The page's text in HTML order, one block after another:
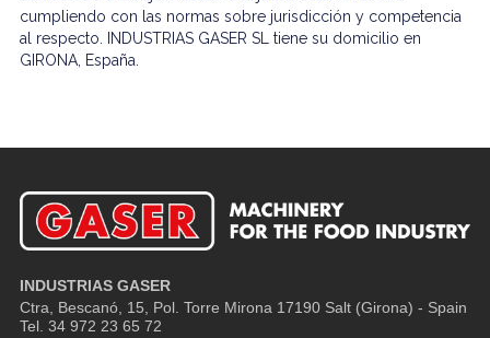
cumpliendo con las normas sobre jurisdicción y competencia
al respecto. INDUSTRIAS GASER SL tiene su domicilio en
GIRONA, España.
INDUSTRIAS GASER
Ctra, Bescanó, 15, Pol. Torre Mirona 17190 Salt (Girona) - Spain
Tel. 34 972 23 65 72